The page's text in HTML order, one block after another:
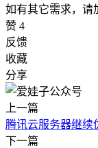
如有其它需求，请
赞 4
反馈
收藏
分享
上一篇
腾讯云服务器继续
下一篇